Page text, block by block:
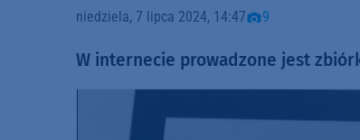
niedziela, 7 lipca 2024, 14:47 9
W internecie prowadzone jest